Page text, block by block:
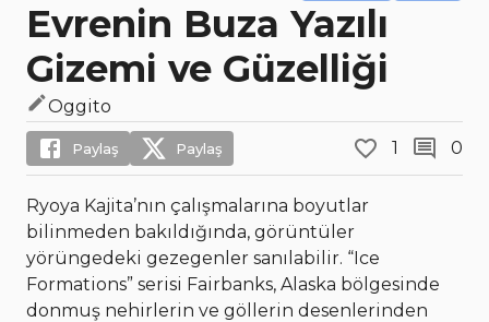
Evrenin Buza Yazılı
Gizemi ve Güzelliği
Oggito
Paylaş Paylaş 1 0
Ryoya Kajita’nın çalışmalarına boyutlar
bilinmeden bakıldığında, görüntüler
yörüngedeki gezegenler sanılabilir. “Ice
Formations” serisi Fairbanks, Alaska bölgesinde
donmuş nehirlerin ve göllerin desenlerinden